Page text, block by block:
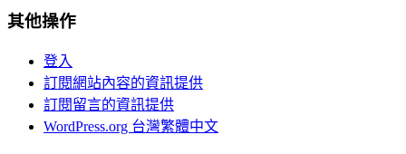
其他操作
登入
訂閱網站內容的資訊提供
訂閱留言的資訊提供
WordPress.org 台灣繁體中文